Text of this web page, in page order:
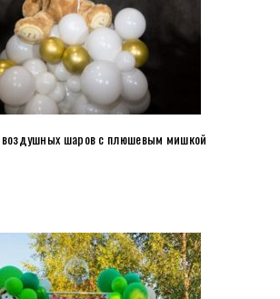
шаров с плюшевым мишкой